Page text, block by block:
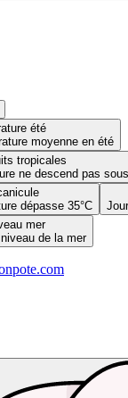
été
moyenne en été
tropicales
ne descend pas
dépasse 35°C
mer
de la mer